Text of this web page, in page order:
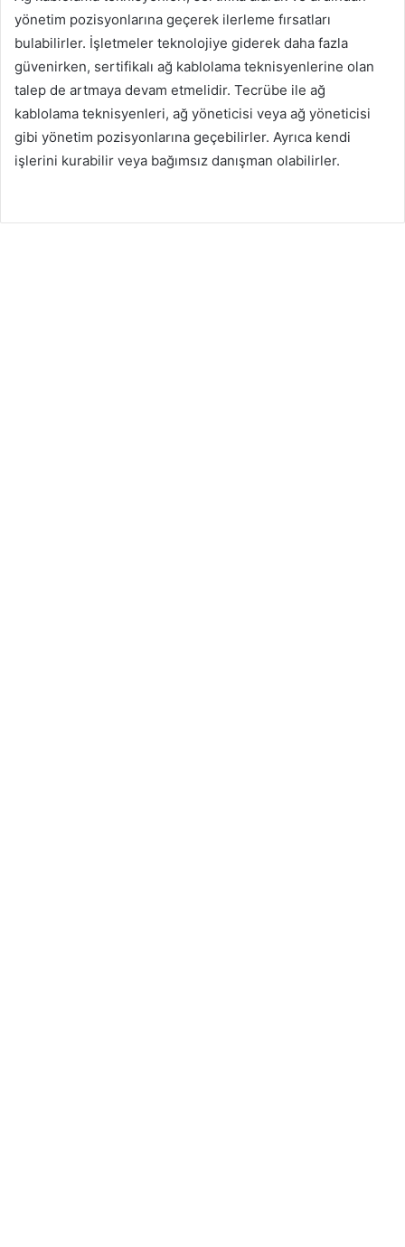
yönetim pozisyonlarına geçerek ilerleme fırsatları
bulabilirler. İşletmeler teknolojiye giderek daha fazla
güvenirken, sertifikalı ağ kablolama teknisyenlerine olan
talep de artmaya devam etmelidir. Tecrübe ile ağ
kablolama teknisyenleri, ağ yöneticisi veya ağ yöneticisi
gibi yönetim pozisyonlarına geçebilirler. Ayrıca kendi
işlerini kurabilir veya bağımsız danışman olabilirler.